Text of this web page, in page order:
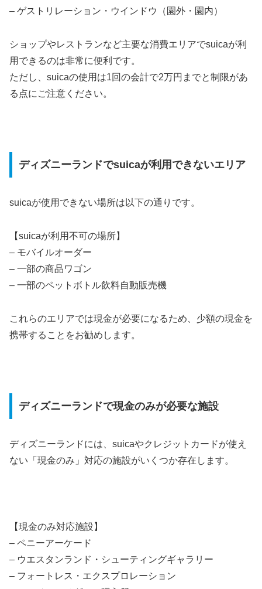
– ゲストリレーション・ウインドウ（園外・園内）
ショップやレストランなど主要な消費エリアでsuicaが利
用できるのは非常に便利です。
ただし、suicaの使用は1回の会計で2万円までと制限があ
る点にご注意ください。
ディズニーランドでsuicaが利用できないエリア
suicaが使用できない場所は以下の通りです。
【suicaが利用不可の場所】
– モバイルオーダー
– 一部の商品ワゴン
– 一部のペットボトル飲料自動販売機
これらのエリアでは現金が必要になるため、少額の現金を
携帯することをお勧めします。
ディズニーランドで現金のみが必要な施設
ディズニーランドには、suicaやクレジットカードが使え
ない「現金のみ」対応の施設がいくつか存在します。
【現金のみ対応施設】
– ペニーアーケード
– ウエスタンランド・シューティングギャラリー
– フォートレス・エクスプロレーション